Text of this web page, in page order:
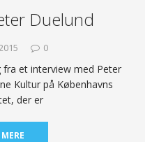
Duelund
0
et interview med Peter
Kultur på Københavns
der er